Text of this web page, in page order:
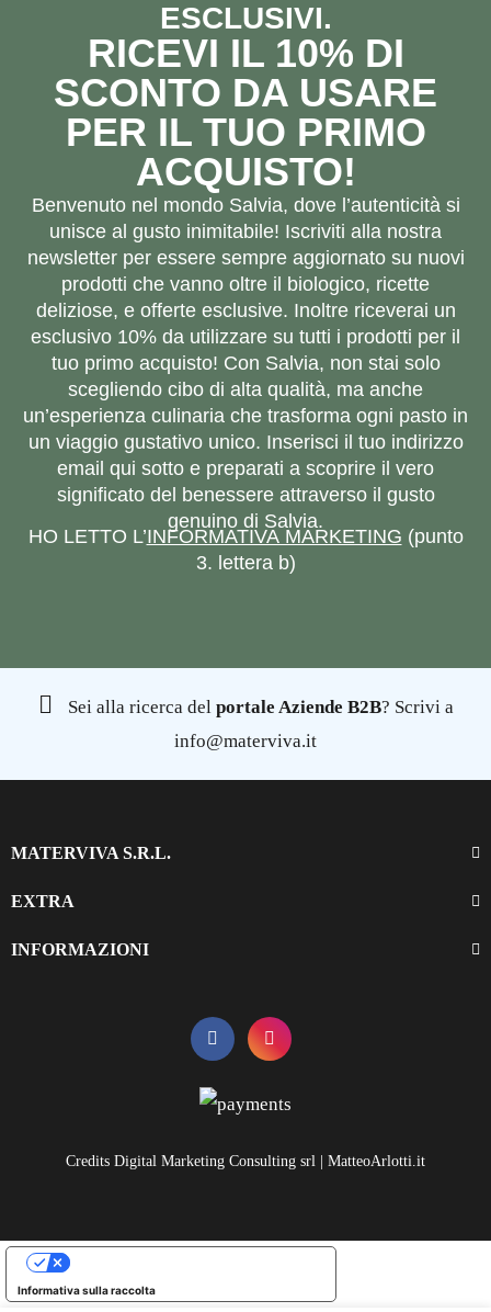
ESCLUSIVI.
RICEVI IL 10% DI
SCONTO DA USARE
PER IL TUO PRIMO
ACQUISTO!
Benvenuto nel mondo Salvia, dove l’autenticità si
unisce al gusto inimitabile! Iscriviti alla nostra
newsletter per essere sempre aggiornato su nuovi
prodotti che vanno oltre il biologico, ricette
deliziose, e offerte esclusive. Inoltre riceverai un
esclusivo 10% da utilizzare su tutti i prodotti per il
tuo primo acquisto! Con Salvia, non stai solo
scegliendo cibo di alta qualità, ma anche
un’esperienza culinaria che trasforma ogni pasto in
un viaggio gustativo unico. Inserisci il tuo indirizzo
email qui sotto e preparati a scoprire il vero
significato del benessere attraverso il gusto
genuino di Salvia.
HO LETTO L’INFORMATIVA MARKETING (punto
3. lettera b)
Sei alla ricerca del portale Aziende B2B? Scrivi a
info@materviva.it
MATERVIVA S.R.L.
EXTRA
INFORMAZIONI
Credits Digital Marketing Consulting srl | MatteoArlotti.it
Informativa sulla raccolta